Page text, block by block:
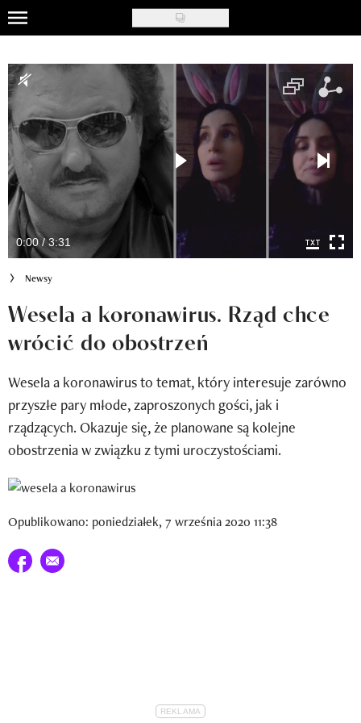
Skip
to
main
content
Moda
Ślub i wesele
Styl życia
Nasze akcje
Inspiracje
Newsy
Wizaz Summer Influ School
Mój profil / Zarejestruj się
0:00 / 3:31
Newsy
Wesela a koronawirus. Rząd chce
wrócić do obostrzeń
Wesela a koronawirus to temat, który interesuje zarówno
przyszłe pary młode, zaproszonych gości, jak i
rządzących. Okazuje się, że planowane są kolejne
obostrzenia w związku z tymi uroczystościami.
Opublikowano: poniedziałek, 7 września 2020 11:38
Udostępnij na facebook
E-mail do przyjaciela